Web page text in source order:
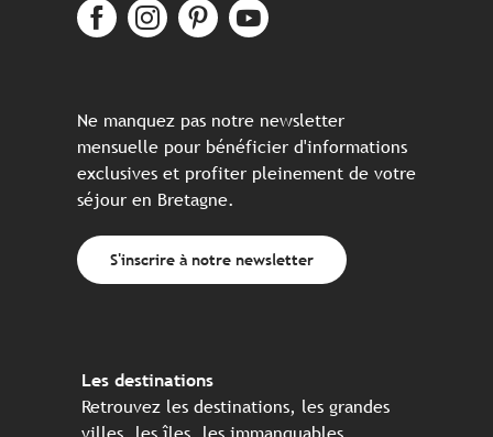
Ne manquez pas notre newsletter
mensuelle pour bénéficier d'informations
exclusives et profiter pleinement de votre
séjour en Bretagne.
S'inscrire à notre newsletter
Les destinations
Retrouvez les destinations, les grandes